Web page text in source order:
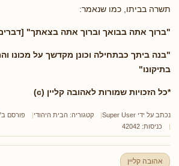
תשרה בביתו, כמו שנאמר:
"ברוך אתה בבואך וברוך אתה בצאתך"
"בנה ביתך כבתחילה וכונן מקדשך על מכונו
בתיקונו"
*כל הזכויות שמורות לאהובה קליין (c)
נכתב על ידי Super User קטגוריה: הבית היהודי
פורסם ב17 אוקטובר 2020
כניסות: 42042
אהובה קליין